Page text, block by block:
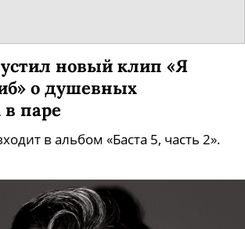
новый клип «Я
о душевных
в паре
в альбом «Баста 5, часть 2».